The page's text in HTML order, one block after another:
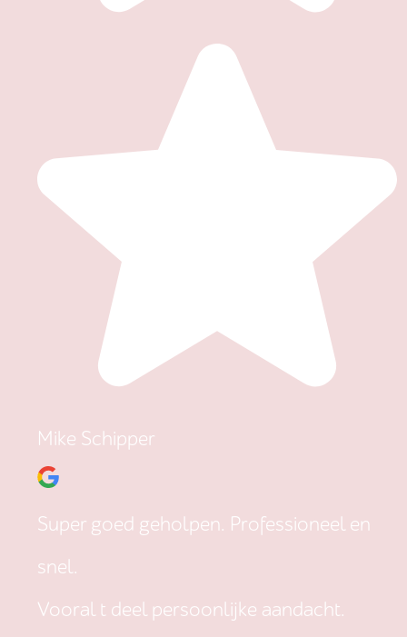
Mike Schipper
Super goed geholpen. Professioneel en
snel.
Vooral t deel persoonlijke aandacht.